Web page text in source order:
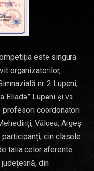
este singura
organizatorilor,
nr. 2 Lupeni,
Eliade” Lupeni și va
profesori coordonatori
Vâlcea, Argeș
din clasele
talia celor aferente
din